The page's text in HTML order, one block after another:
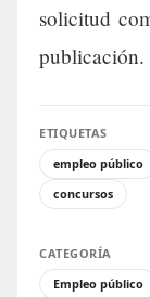
solicitud
publicación.
ETIQUETAS
empleo público
concursos
CATEGORÍA
Empleo público